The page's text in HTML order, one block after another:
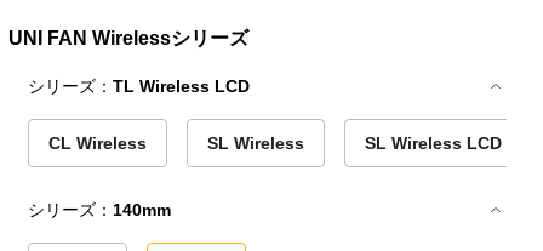
UNI FAN Wirelessシリーズ
シリーズ：TL Wireless LCD
CL Wireless SL Wireless SL Wireless LCD
シリーズ： 140mm